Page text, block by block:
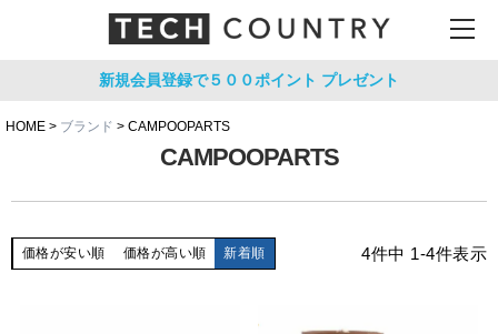
新規会員登録で５００ポイント プレゼント
HOME ブランド CAMPOOPARTS
CAMPOOPARTS
価格が安い順 価格が高い順 新着順 4件中 1-4件表示